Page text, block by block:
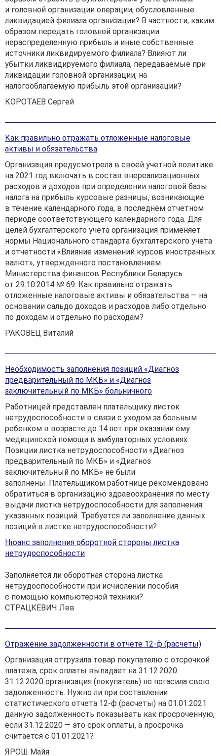
и головной организации операции, обусловленные
ликвидацией филиала организации? В частности, каким
образом передать головной организации
нераспределенную прибыль и иные собственные
источники ликвидируемого филиала? Влияют ли
убытки ликвидируемого филиала, передаваемые при
ликвидации головной организации, на
налогооблагаемую прибыль этой организации?
КОРОТАЕВ Сергей
Как правильно отражать отложенные налоговые
активы и обязательства
Организация предусмотрела в своей учетной политике
на 2021 год включать в состав внереализационных
расходов и доходов при определении налоговой базы
налога на прибыль курсовые разницы, возникающие
в течение календарного года, в последнем отчетном
периоде соответствующего календарного года. Для
целей бухгалтерского учета организация применяет
нормы Национального стандарта бухгалтерского учета
и отчетности «Влияние изменений курсов иностранных
валют», утвержденного постановлением
Министерства финансов Республики Беларусь
от 29.10.2014 № 69. Как правильно отражать
отложенные налоговые активы и обязательства — на
основании сальдо доходов и расходов либо отдельно
по доходам и отдельно по расходам?
РАКОВЕЦ Виталий
Необходимость заполнения позиций «Диагноз
предварительный по МКБ» и «Диагноз
заключительный по МКБ» больничного
Работницей представлен плательщику листок
нетрудоспособности в связи с уходом за больным
ребенком в возрасте до 14 лет при оказании ему
медицинской помощи в амбулаторных условиях.
Позиции листка нетрудоспособности «Диагноз
предварительный по МКБ» и «Диагноз
заключительный по МКБ» не были
заполнены. Плательщиком работнице рекомендовано
обратиться в организацию здравоохранения по месту
выдачи листка нетрудоспособности для заполнения
указанных позиций. Требуется ли заполнение данных
позиций в листке нетрудоспособности?
Нюанс заполнения оборотной стороны листка
нетрудоспособности
Заполняется ли оборотная сторона листка
нетрудоспособности при исчислении пособия
с помощью компьютерной техники?
СТРАЦКЕВИЧ Лев
Отражение задолженности в отчете 12-ф (расчеты)
Организация отгрузила товар покупателю с отсрочкой
платежа, срок оплаты выпадает на 31.12.2020.
31.12.2020 организация (покупатель) не погасила свою
задолженность. Нужно ли при составлении
статистического отчета 12-ф (расчеты) на 01.01.2021
данную задолженность показывать как просроченную,
если 31.12.2020 — это срок оплаты, а просрочка
считается с 01.01.2021?
ЯРОШ Майя